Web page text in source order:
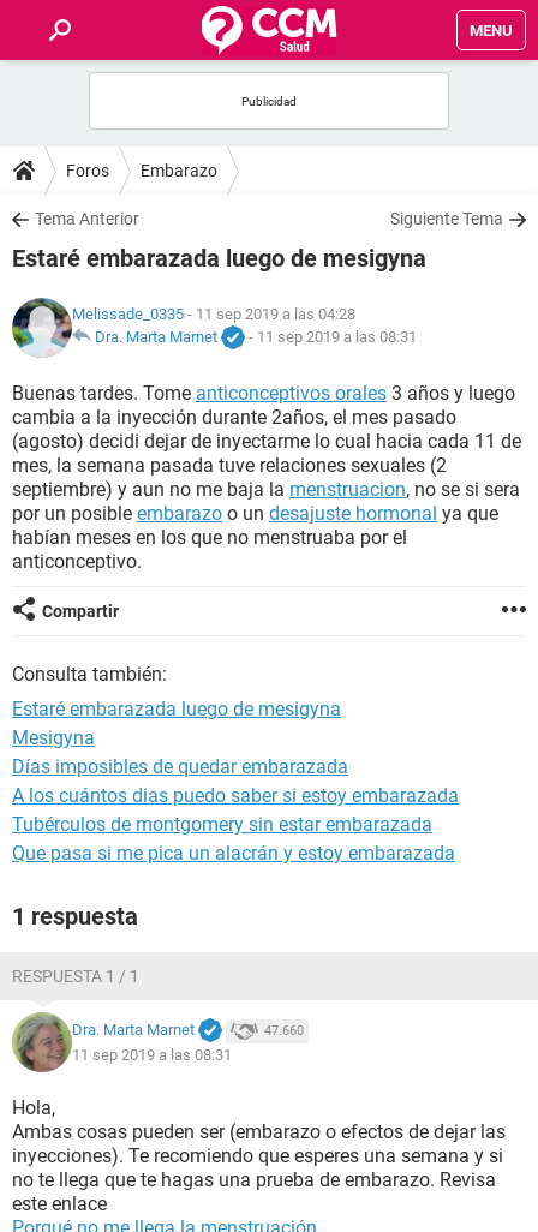
MENU
FOROS
SALUD
NUTRICIÓN
BIENESTAR
SEXUALIDAD
GLOSARIO
Foros Embarazo
Tema Anterior Siguiente Tema
Estaré embarazada luego de mesigyna
Melissade_0335 - 11 sep 2019 a las 04:28
Dra. Marta Marnet
- 11 sep 2019 a las 08:31
Buenas tardes. Tome anticonceptivos orales 3 años y luego
cambia a la inyección durante 2años, el mes pasado
(agosto) decidi dejar de inyectarme lo cual hacia cada 11 de
mes, la semana pasada tuve relaciones sexuales (2
septiembre) y aun no me baja la menstruacion, no se si sera
por un posible embarazo o un desajuste hormonal ya que
habían meses en los que no menstruaba por el
anticonceptivo.
Compartir
Consulta también:
Estaré embarazada luego de mesigyna
Mesigyna
Días imposibles de quedar embarazada
A los cuántos dias puedo saber si estoy embarazada
Tubérculos de montgomery sin estar embarazada
Que pasa si me pica un alacrán y estoy embarazada
1 respuesta
RESPUESTA 1 / 1
Dra. Marta Marnet 47.660
11 sep 2019 a las 08:31
Hola,
Ambas cosas pueden ser (embarazo o efectos de dejar las
inyecciones). Te recomiendo que esperes una semana y si
no te llega que te hagas una prueba de embarazo. Revisa
este enlace